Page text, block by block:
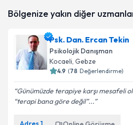
talebi oluşturun. Size bu
bilgilendireceğiz.
E-posta Adresiniz
Kişisel verilerimin
kapsamda işlenmesini
Bölgenize yakın diğer
Psk. Dan. Ercan Tekin
Psikolojik Danışman
Kocaeli, Gebze
4.9 (78 Değerlendirme)
Günümüzde terapiye karşı mesafeli
“terapi bana göre değil”...